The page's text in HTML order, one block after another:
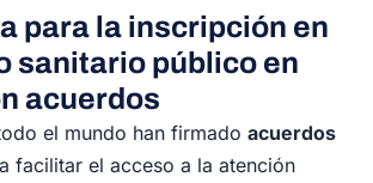
para la inscripción en
sanitario público en
acuerdos
el mundo han firmadoacuerdos
facilitar el acceso a la atención